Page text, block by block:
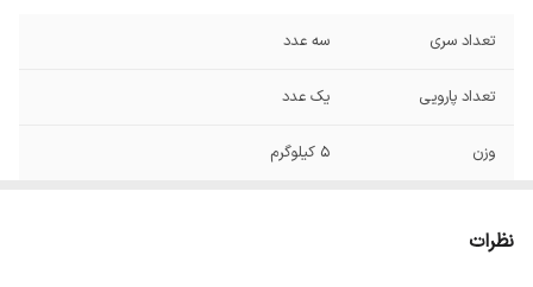
تعداد سری سه عدد
تعداد پارویی یک عدد
وزن 5 کیلوگرم
نظرات